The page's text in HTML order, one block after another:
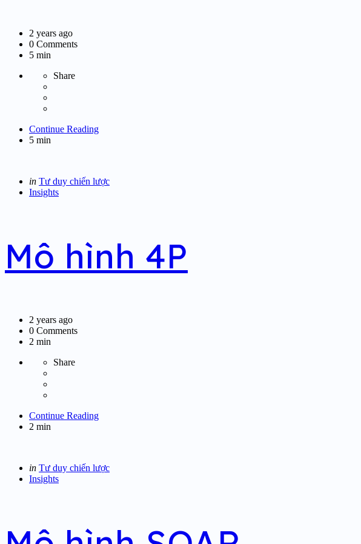
2 years ago
0 Comments
5 min
Share
Continue Reading
5 min
Categories
Posted
in
in Tư duy chiến lược
Insights
Mô hình 4P
2 years ago
0 Comments
2 min
Share
Continue Reading
2 min
Categories
Posted
in
in Tư duy chiến lược
Insights